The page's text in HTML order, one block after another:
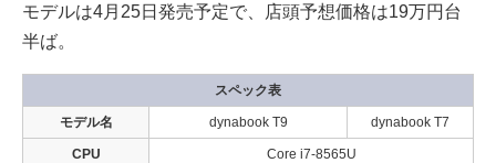
モデルは4月25日発売予定で、店頭予想価格は19万円台
半ば。
スペック表
モデル名 dynabook T9 dynabook T7
CPU Core i7-8565U